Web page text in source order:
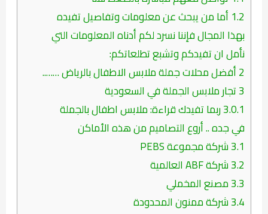
1.2أما من يبحث عن معلومات وتفاصيل تفيده
بهذا المجال فإننا نسرد لكم أدناه المعلومات التي
نأمل ان تفيدكم وتشبع تطلعاتكم:
2أفضل محلات جملة ملابس الاطفال بالرياض ……..
3تجار ملابس الجملة في السعودية
3.0.1ربما تفيدك قراءة: ملابس اطفال بالجملة
في جده .. أروع التصاميم من هذه الأماكن
3.1شركة مجموعة PEBS
3.2شركة ABF العالمية
3.3مصنع المخملي
3.4شركة ممنون المحدودة